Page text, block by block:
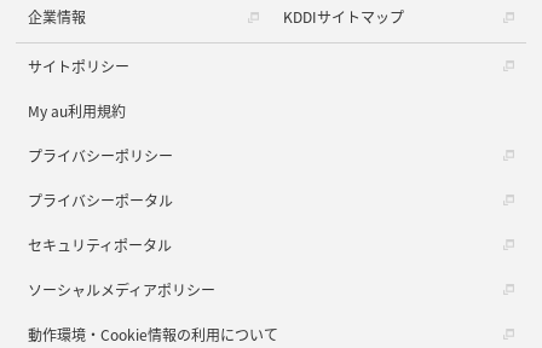
企業情報 KDDIサイトマップ
サイトポリシー
My au利用規約
プライバシーポリシー
プライバシーポータル
セキュリティポータル
ソーシャルメディアポリシー
動作環境・Cookie情報の利用について